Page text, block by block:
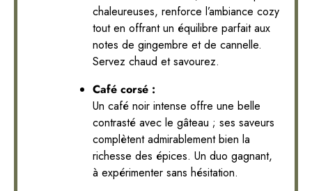
chaleureuses, renforce l’ambiance cozy
tout en offrant un équilibre parfait aux
notes de gingembre et de cannelle.
Servez chaud et savourez.
Café corsé :
Un café noir intense offre une belle
contrasté avec le gâteau ; ses saveurs
complètent admirablement bien la
richesse des épices. Un duo gagnant,
à expérimenter sans hésitation.